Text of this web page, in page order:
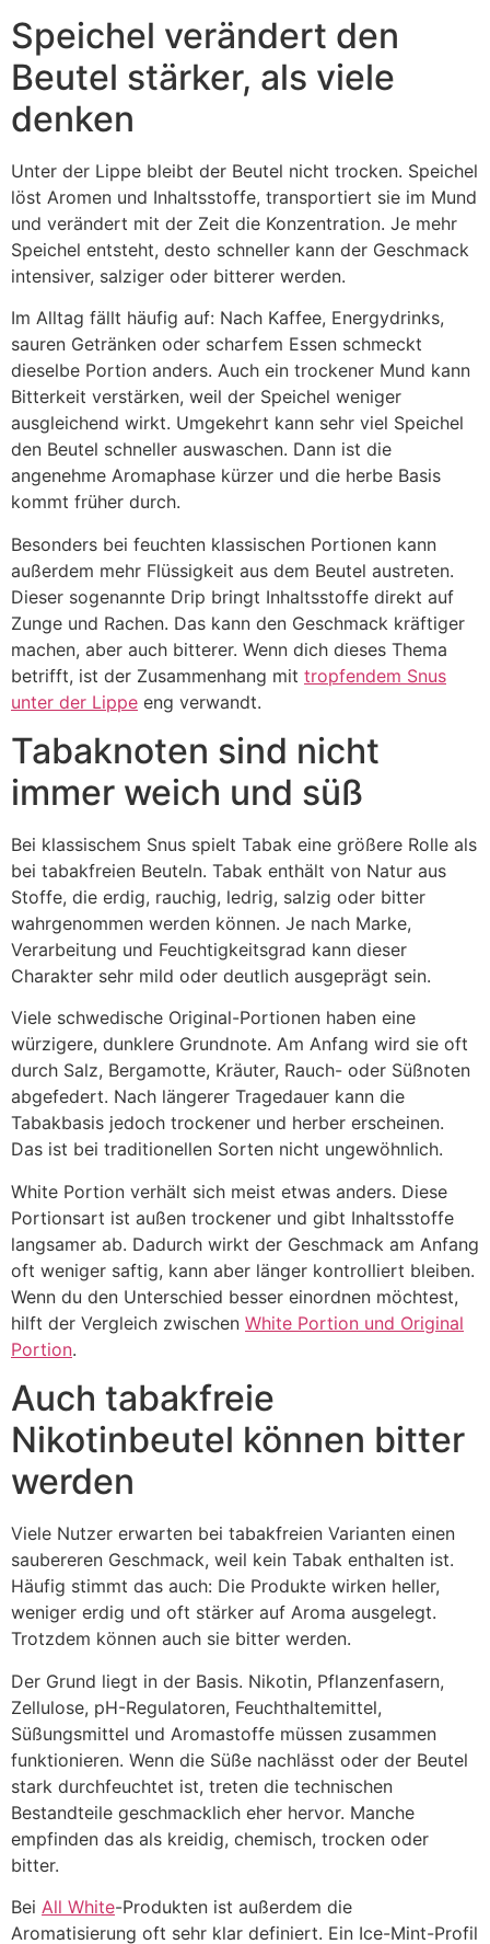
Speichel verändert den
Beutel stärker, als viele
denken
Unter der Lippe bleibt der Beutel nicht trocken. Speichel
löst Aromen und Inhaltsstoffe, transportiert sie im Mund
und verändert mit der Zeit die Konzentration. Je mehr
Speichel entsteht, desto schneller kann der Geschmack
intensiver, salziger oder bitterer werden.
Im Alltag fällt häufig auf: Nach Kaffee, Energydrinks,
sauren Getränken oder scharfem Essen schmeckt
dieselbe Portion anders. Auch ein trockener Mund kann
Bitterkeit verstärken, weil der Speichel weniger
ausgleichend wirkt. Umgekehrt kann sehr viel Speichel
den Beutel schneller auswaschen. Dann ist die
angenehme Aromaphase kürzer und die herbe Basis
kommt früher durch.
Besonders bei feuchten klassischen Portionen kann
außerdem mehr Flüssigkeit aus dem Beutel austreten.
Dieser sogenannte Drip bringt Inhaltsstoffe direkt auf
Zunge und Rachen. Das kann den Geschmack kräftiger
machen, aber auch bitterer. Wenn dich dieses Thema
betrifft, ist der Zusammenhang mit tropfendem Snus
unter der Lippe eng verwandt.
Tabaknoten sind nicht
immer weich und süß
Bei klassischem Snus spielt Tabak eine größere Rolle als
bei tabakfreien Beuteln. Tabak enthält von Natur aus
Stoffe, die erdig, rauchig, ledrig, salzig oder bitter
wahrgenommen werden können. Je nach Marke,
Verarbeitung und Feuchtigkeitsgrad kann dieser
Charakter sehr mild oder deutlich ausgeprägt sein.
Viele schwedische Original-Portionen haben eine
würzigere, dunklere Grundnote. Am Anfang wird sie oft
durch Salz, Bergamotte, Kräuter, Rauch- oder Süßnoten
abgefedert. Nach längerer Tragedauer kann die
Tabakbasis jedoch trockener und herber erscheinen.
Das ist bei traditionellen Sorten nicht ungewöhnlich.
White Portion verhält sich meist etwas anders. Diese
Portionsart ist außen trockener und gibt Inhaltsstoffe
langsamer ab. Dadurch wirkt der Geschmack am Anfang
oft weniger saftig, kann aber länger kontrolliert bleiben.
Wenn du den Unterschied besser einordnen möchtest,
hilft der Vergleich zwischen White Portion und Original
Portion.
Auch tabakfreie
Nikotinbeutel können bitter
werden
Viele Nutzer erwarten bei tabakfreien Varianten einen
saubereren Geschmack, weil kein Tabak enthalten ist.
Häufig stimmt das auch: Die Produkte wirken heller,
weniger erdig und oft stärker auf Aroma ausgelegt.
Trotzdem können auch sie bitter werden.
Der Grund liegt in der Basis. Nikotin, Pflanzenfasern,
Zellulose, pH-Regulatoren, Feuchthaltemittel,
Süßungsmittel und Aromastoffe müssen zusammen
funktionieren. Wenn die Süße nachlässt oder der Beutel
stark durchfeuchtet ist, treten die technischen
Bestandteile geschmacklich eher hervor. Manche
empfinden das als kreidig, chemisch, trocken oder
bitter.
Bei All White-Produkten ist außerdem die
Aromatisierung oft sehr klar definiert. Ein Ice-Mint-Profil